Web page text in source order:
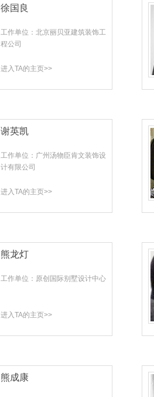
徐国良
工作单位：北京丽贝亚建筑装饰工
程公司
进入TA的主页>>
谢英凯
工作单位：广州汤物臣肯文装饰设
计有限公司
进入TA的主页>>
熊龙灯
工作单位：原创国际别墅设计中心
进入TA的主页>>
熊成康